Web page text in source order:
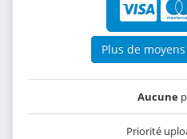
Plus de
Aucune
Priorité